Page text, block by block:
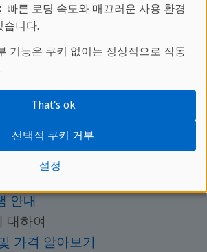
환경 속에서 효율적이고 체계
어 실력을 향상시켜 보세요.
안내
대하여
가격 알아보기
빠른 로딩 속도와 매끄러운 사용 환경
습니다.
기능은 쿠키 없이는 정상적으로 작동
설정
선택적 쿠키 거부
That's ok